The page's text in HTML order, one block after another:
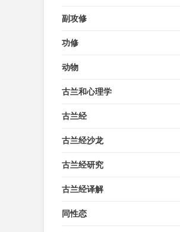
副攻修
功修
动物
古兰和心理学
古兰经
古兰经沙龙
古兰经研究
古兰经译解
同性恋